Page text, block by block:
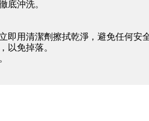
底沖洗。
即用清潔劑擦拭乾淨，避免任何安
以免掉落。